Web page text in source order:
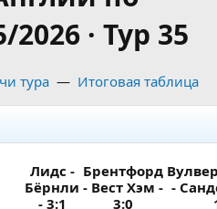
· Тур 35
тура — Итоговая таблица
Лидс -
Бёрнли
- 3:1
Брентфорд
- Вест Хэм -
3:0
-